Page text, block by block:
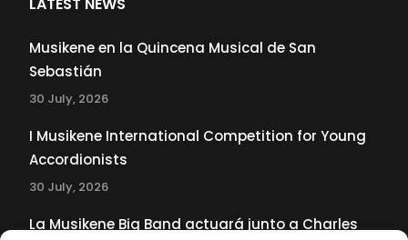
Musikene en la Quincena Musical de San
Sebastián
30 July, 2026
I Musikene International Competition for Young
Accordionists
30 July, 2026
La Musikene Big Band actuará junto a Charles